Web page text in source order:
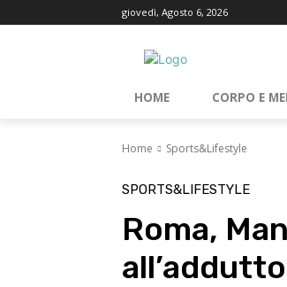
giovedì, Agosto 6, 2026
HOME CORPO E
Home Sports&Lifestyle
SPORTS&LIFESTYLE
Roma,